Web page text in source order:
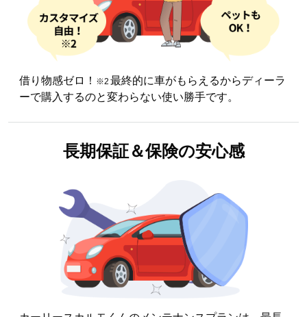
借り物感ゼロ！ ※2 最終的に車がもらえるからディーラ
ーで購入するのと変わらない使い勝手です。
長期保証＆保険の安心感